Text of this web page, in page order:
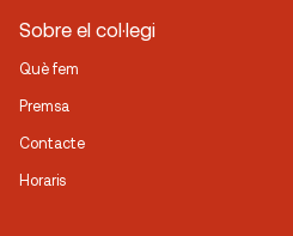
Sobre el col·legi
Què fem
Premsa
Contacte
Horaris